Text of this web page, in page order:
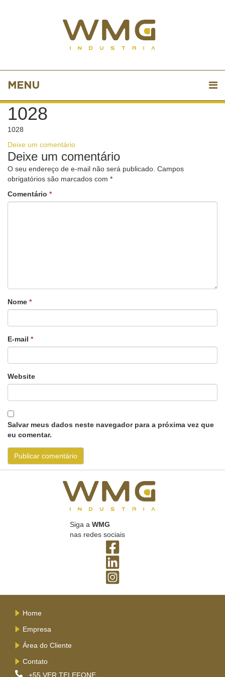
MENU
1028
1028
Deixe um comentário
Deixe um comentário
O seu endereço de e-mail não será publicado. Campos
obrigatórios são marcados com *
Comentário *
Nome *
E-mail *
Website
Salvar meus dados neste navegador para a próxima vez que
eu comentar.
Siga a WMG
nas redes sociais
Home
Empresa
Área do Cliente
Contato
+55 VER TELEFONE